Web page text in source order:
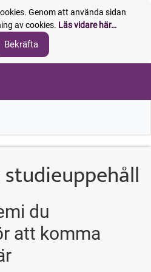
Genom att använda sidan
av cookies. Läs vidare här…
du
att komma